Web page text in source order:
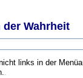
der Wahrheit
links in der
.